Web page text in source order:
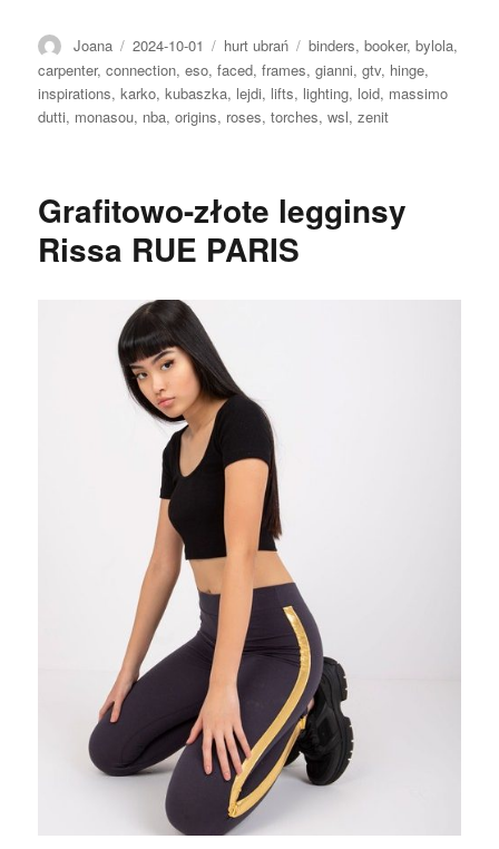
Autor
Joana Opublikowano
2024-10-01 Kategorie
hurt ubrań Tagi
binders,booker,bylola,
carpenter,connection,eso,faced,frames,gianni,gtv, hinge,
inspirations,karko,kubaszka, lejdi, lifts, lighting, loid, massimo
dutti, monasou, nba,origins, roses,torches,wsl,zenit
Grafitowo-złote legginsy
Rissa RUE PARIS